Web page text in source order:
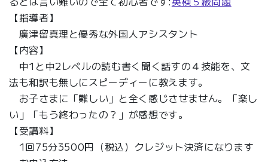
【指導者】
廣津留真理と優秀な外国人アシスタント
【内容】
中1と中2レベルの読む書く聞く話すの４技能を、文
法も和訳も無しにスピーディーに教えます。
お子さまに「難しい」と全く感じさせません。「楽し
い」「もう終わったの？」が感想です。
【受講料】
1回75分3500円（税込）クレジット決済になります